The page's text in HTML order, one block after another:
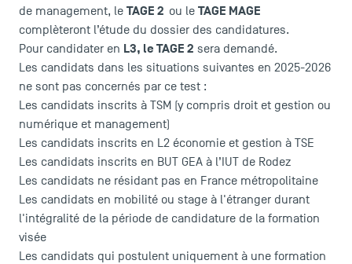
de management, le TAGE 2 ou le TAGE MAGE
complèteront l’étude du dossier des candidatures.
Pour candidater en L3, le TAGE 2 sera demandé.
Les candidats dans les situations suivantes en 2025-2026
ne sont pas concernés par ce test :
Les candidats inscrits à TSM (y compris droit et gestion ou
numérique et management)
Les candidats inscrits en L2 économie et gestion à TSE
Les candidats inscrits en BUT GEA à l’IUT de Rodez
Les candidats ne résidant pas en France métropolitaine
Les candidats en mobilité ou stage à l'étranger durant
l'intégralité de la période de candidature de la formation
visée
Les candidats qui postulent uniquement à une formation